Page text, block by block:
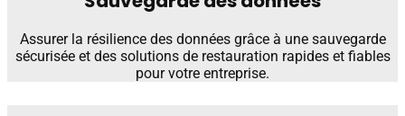
Assurer la résilience des données grâce à une sauvegarde
sécurisée et des solutions de restauration rapides et fiables
pour votre entreprise.